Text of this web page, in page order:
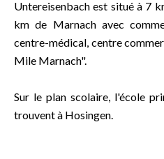
Untereisenbach est situé à 7
km de Marnach avec
centre-médical, centre
Mile Marnach".
Sur le plan scolaire, l'école
trouvent à Hosingen.